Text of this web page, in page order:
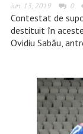
iun. 13, 2019 0
Contestat de
destituit în
Ovidiu Sabău,